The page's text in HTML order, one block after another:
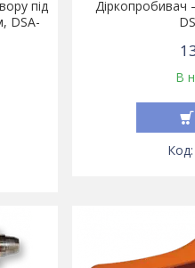
під
DSA-
Діркопробивач
В